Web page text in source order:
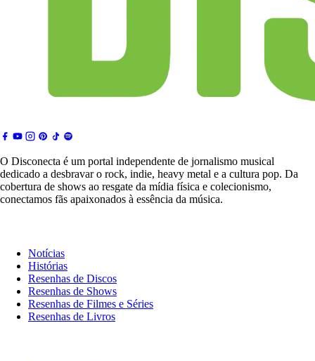
O Disconecta é um portal independente de jornalismo musical
dedicado a desbravar o rock, indie, heavy metal e a cultura pop. Da
cobertura de shows ao resgate da mídia física e colecionismo,
conectamos fãs apaixonados à essência da música.
Notícias
Histórias
Resenhas de Discos
Resenhas de Shows
Resenhas de Filmes e Séries
Resenhas de Livros